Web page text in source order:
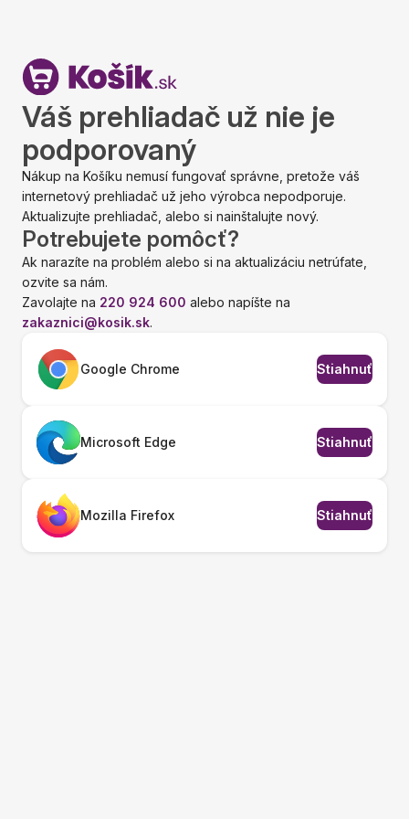
Váš prehliadač už nie je
podporovaný
Nákup na Košíku nemusí fungovať správne, pretože váš
internetový prehliadač už jeho výrobca nepodporuje.
Aktualizujte prehliadač, alebo si nainštalujte nový.
Potrebujete pomôcť?
Ak narazíte na problém alebo si na aktualizáciu netrúfate,
ozvite sa nám.
Zavolajte na 220 924 600 alebo napíšte na
zakaznici@kosik.sk.
Google Chrome Stiahnuť
Microsoft Edge Stiahnuť
Mozilla Firefox Stiahnuť